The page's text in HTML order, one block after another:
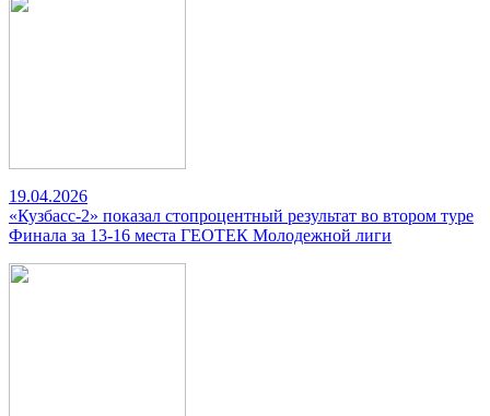
19.04.2026
«Кузбасс-2» показал стопроцентный результат во втором туре
Финала за 13-16 места ГЕОТЕК Молодежной лиги